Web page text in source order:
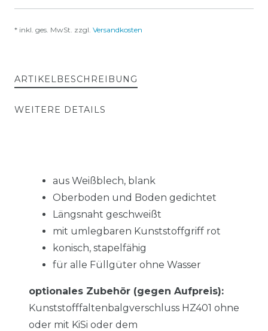
* inkl. ges. MwSt. zzgl. Versandkosten
ARTIKELBESCHREIBUNG
WEITERE DETAILS
aus Weißblech, blank
Oberboden und Boden gedichtet
Längsnaht geschweißt
mit umlegbaren Kunststoffgriff rot
konisch, stapelfähig
für alle Füllgüter ohne Wasser
optionales Zubehör (gegen Aufpreis):
Kunststofffaltenbalgverschluss HZ401 ohne
oder mit KiSi oder dem